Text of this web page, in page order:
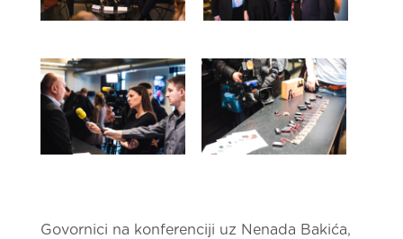
Govornici na konferenciji uz Nenada Bakića,